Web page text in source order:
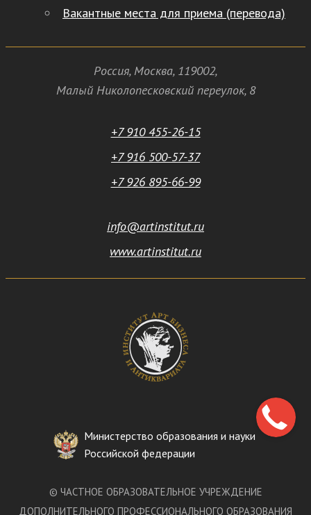
Вакантные места для приема (перевода)
Россия, Москва, 119002,
Малый Николопесковский переулок,8
+7 910 455-26-15
+7 916 500-57-37
+7 926 895-66-99
info@artinstitut.ru
www.artinstitut.ru
Министерство образования и науки
Российской федерации
© ЧАСТНОЕ ОБРАЗОВАТЕЛЬНОЕ УЧРЕЖДЕНИЕ
ДОПОЛНИТЕЛЬНОГО ПРОФЕССИОНАЛЬНОГО ОБРАЗОВАНИЯ